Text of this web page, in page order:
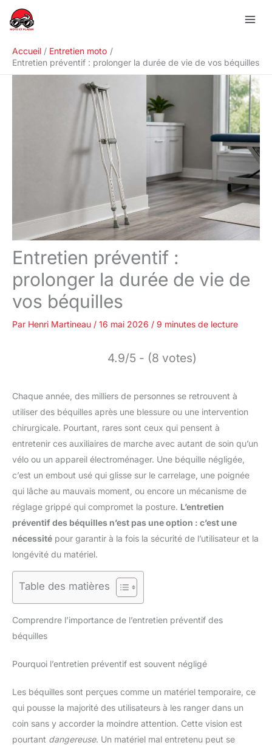
Accueil
Entretien moto
Entretien préventif : prolonger la durée de vie de vos béquilles
Entretien préventif :
prolonger la durée de vie de
vos béquilles
Par Henri Martineau / 16 mai 2026 / 9 minutes de lecture
4.9/5 - (8 votes)
Chaque année, des milliers de personnes se retrouvent à
utiliser des béquilles après une blessure ou une intervention
chirurgicale. Pourtant, rares sont ceux qui pensent à
entretenir ces auxiliaires de marche avec autant de soin qu’un
vélo ou un appareil électroménager. Une béquille négligée,
c’est un embout usé qui glisse sur le carrelage, une poignée
qui lâche au mauvais moment, ou encore un mécanisme de
réglage grippé qui compromet la posture. L’entretien
préventif des béquilles n’est pas une option : c’est une
nécessité pour garantir à la fois la sécurité de l’utilisateur et la
longévité du matériel.
Table des matières
Comprendre l’importance de l’entretien préventif des
béquilles
Pourquoi l’entretien préventif est souvent négligé
Les béquilles sont perçues comme un matériel temporaire, ce
qui pousse la majorité des utilisateurs à les ranger dans un
coin sans y accorder la moindre attention. Cette vision est
pourtant dangereuse. Un matériel mal entretenu peut se
R
e
h
e